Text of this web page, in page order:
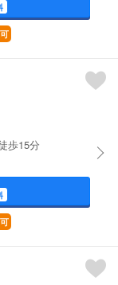
歩15分